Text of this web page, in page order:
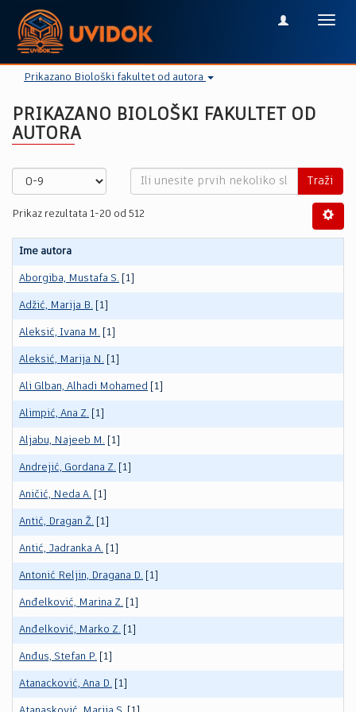
Prikazano Biološki fakultet od autora
PRIKAZANO BIOLOŠKI FAKULTET OD
AUTORA
Traži
Prikaz rezultata 1-20 od 512
Ime autora
Aborgiba, Mustafa S. [1]
Adžić, Marija B. [1]
Aleksić, Ivana M. [1]
Aleksić, Marija N. [1]
Ali Glban, Alhadi Mohamed [1]
Alimpić, Ana Z. [1]
Aljabu, Najeeb M. [1]
Andrejić, Gordana Z. [1]
Aničić, Neda A. [1]
Antić, Dragan Ž. [1]
Antić, Jadranka A. [1]
Antonić Reljin, Dragana D. [1]
Anđelković, Marina Z. [1]
Anđelković, Marko Z. [1]
Anđus, Stefan P. [1]
Atanacković, Ana D. [1]